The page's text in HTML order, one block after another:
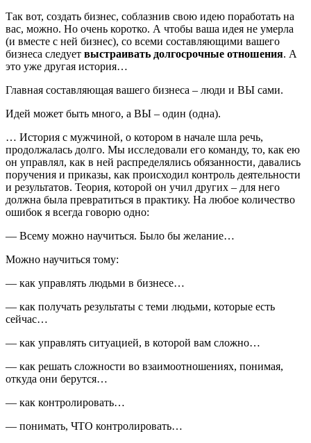
Так вот, создать бизнес, соблазнив свою идею поработать на
вас, можно. Но очень коротко. А чтобы ваша идея не умерла
(и вместе с ней бизнес), со всеми составляющими вашего
бизнеса следует выстраивать долгосрочные отношения. А
это уже другая история…
Главная составляющая вашего бизнеса – люди и ВЫ сами.
Идей может быть много, а ВЫ – один (одна).
… История с мужчиной, о котором в начале шла речь,
продолжалась долго. Мы исследовали его команду, то, как ею
он управлял, как в ней распределялись обязанности, давались
поручения и приказы, как происходил контроль деятельности
и результатов. Теория, которой он учил других – для него
должна была превратиться в практику. На любое количество
ошибок я всегда говорю одно:
— Всему можно научиться. Было бы желание…
Можно научиться тому:
— как управлять людьми в бизнесе…
— как получать результаты с теми людьми, которые есть
сейчас…
— как управлять ситуацией, в которой вам сложно…
— как решать сложности во взаимоотношениях, понимая,
откуда они берутся…
— как контролировать…
— понимать, ЧТО контролировать…